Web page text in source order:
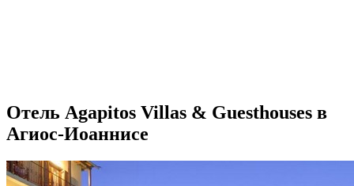
Отель Agapitos Villas & Guesthouses в
Агиос-Иоаннисе